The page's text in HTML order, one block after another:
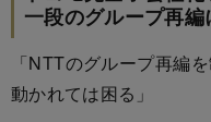
一段のグループ再
「NTTのグループ再編
動かれては困る」